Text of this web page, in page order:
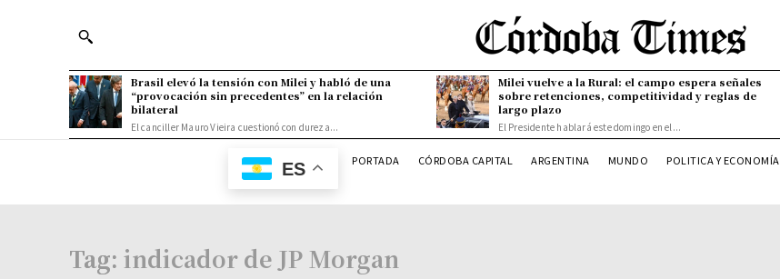
Brasil elevó la tensión con Milei y habló de una
“provocación sin precedentes” en la relación
bilateral
El canciller Mauro Vieira cuestionó con dureza...
Milei vuelve a la Rural: el campo espera señales
sobre retenciones, competitividad y reglas de
largo plazo
El Presidente hablará este domingo en el...
ES PORTADA CÓRDOBA CAPITAL ARGENTINA MUNDO POLITICA Y ECONOMÍA
Tag: indicador de JP Morgan